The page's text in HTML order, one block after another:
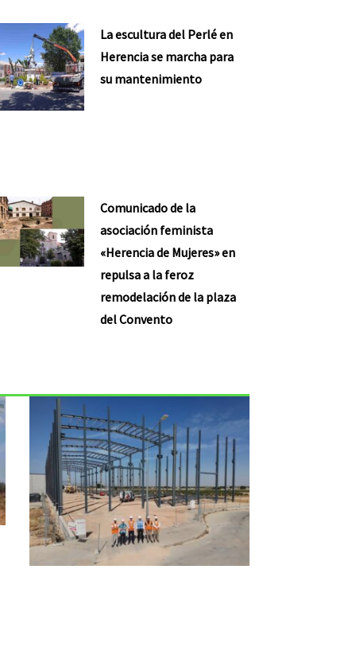
La escultura del Perlé en
Herencia se marcha para
su mantenimiento
Comunicado de la
asociación feminista
«Herencia de Mujeres» en
repulsa a la feroz
remodelación de la plaza
del Convento